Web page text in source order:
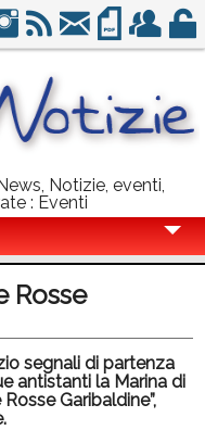
Notizie, eventi,
: Eventi
Rosse
segnali di partenza
antistanti la Marina di
Garibaldine”,